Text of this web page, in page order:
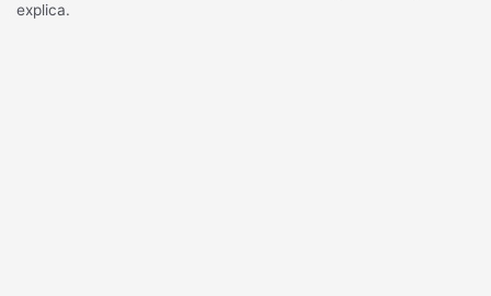
explica.